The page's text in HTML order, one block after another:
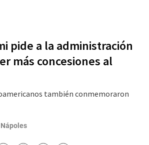
pide a la administración
más concesiones al
también conmemoraron